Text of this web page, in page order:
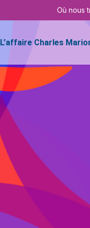
Où nous
L’affaire Charles